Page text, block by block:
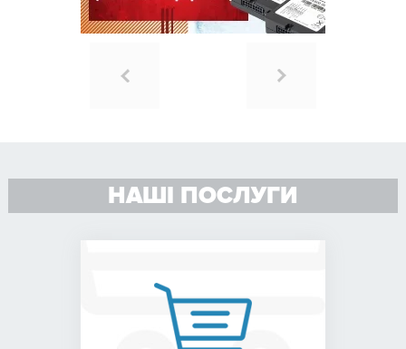
НАШІ ПОСЛУГИ